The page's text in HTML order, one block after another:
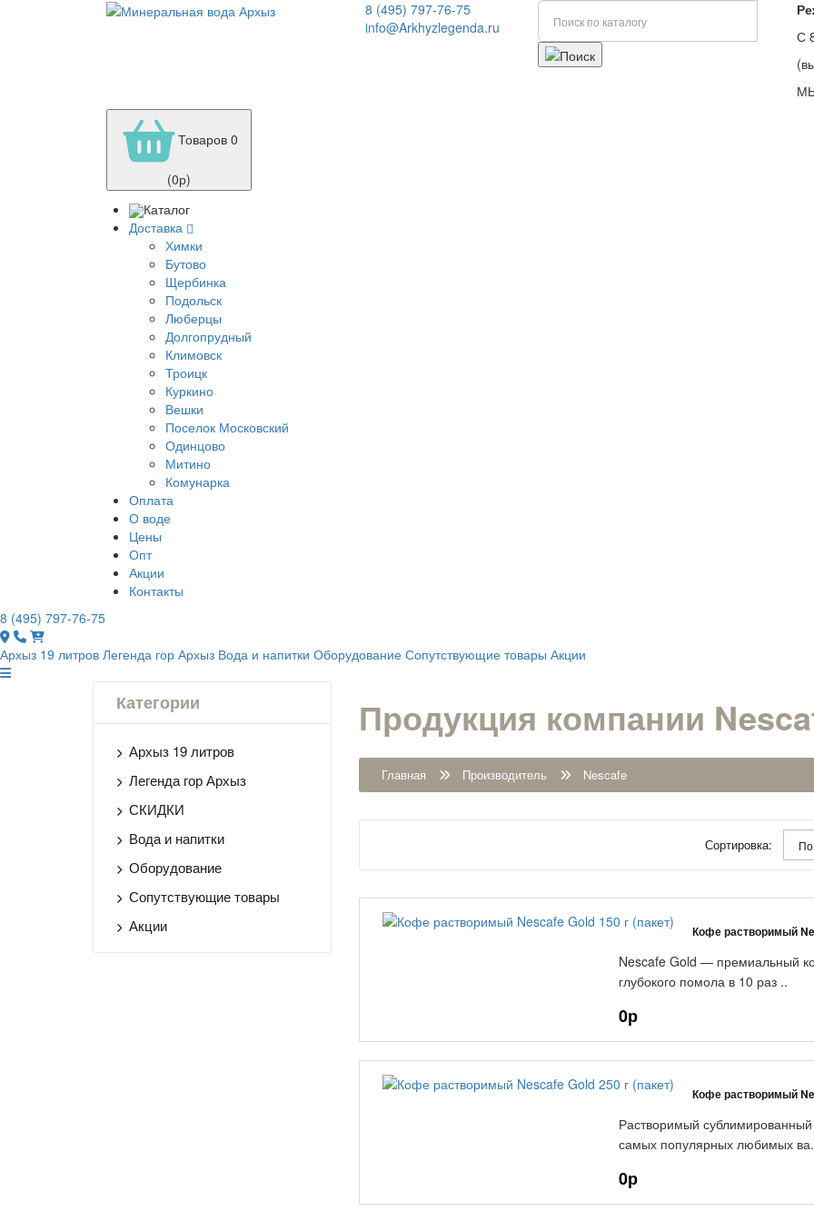
8 (495) 797-76-75
info@Arkhyzlegenda.ru
С
Товаров 0
(0р)
Каталог
Доставка
Химки
Бутово
Щербинка
Подольск
Люберцы
Долгопрудный
Климовск
Троицк
Куркино
Вешки
Поселок Московский
Одинцово
Митино
Комунарка
Оплата
О воде
Цены
Опт
Акции
Контакты
8 (495) 797-76-75
Архыз 19 литров Легенда гор Архыз Вода и напитки Оборудование Сопутствующие товары Акции
Категории
Архыз 19 литров
Легенда гор Архыз
СКИДКИ
Вода и напитки
Оборудование
Сопутствующие товары
Акции
Продукция компании
Главная Производитель Nescafe
Сортировка:
Кофе растворимый
Nescafe Gold — премиальный
глубокого помола в 10 раз ..
0р
Кофе растворимый
Растворимый
самых популярных любимых
0р